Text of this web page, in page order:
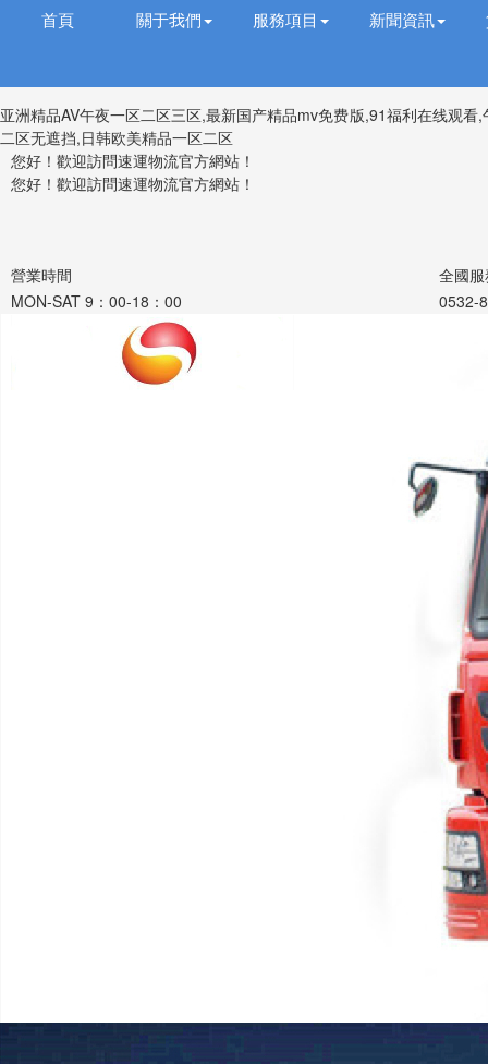
首頁 關于我們 服務項目 新聞資訊
亚洲精品AV午夜一区二区三区,最新国产精品mv免费版,91福利在线观
二区无遮挡,日韩欧美精品一区二区
您好！歡迎訪問速運物流官方網站！
您好！歡迎訪問速運物流官方網站！
營業時間
MON-SAT 9：00-18：00
全國
0532-